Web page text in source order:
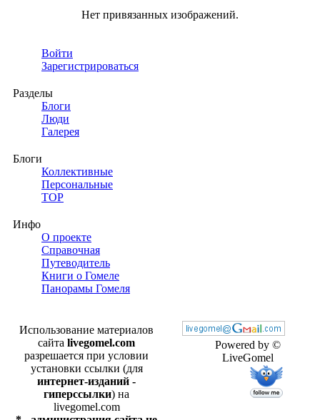
Нет привязанных изображений.
Войти
Зарегистрироваться
Разделы
Блоги
Люди
Галерея
Блоги
Коллективные
Персональные
TOP
Инфо
О проекте
Справочная
Путеводитель
Книги о Гомеле
Панорамы Гомеля
Powered by ©
LiveGomel
Использование материалов
сайта livegomel.com
разрешается при условии
установки ссылки (для
интернет-изданий -
гиперссылки) на
livegomel.com